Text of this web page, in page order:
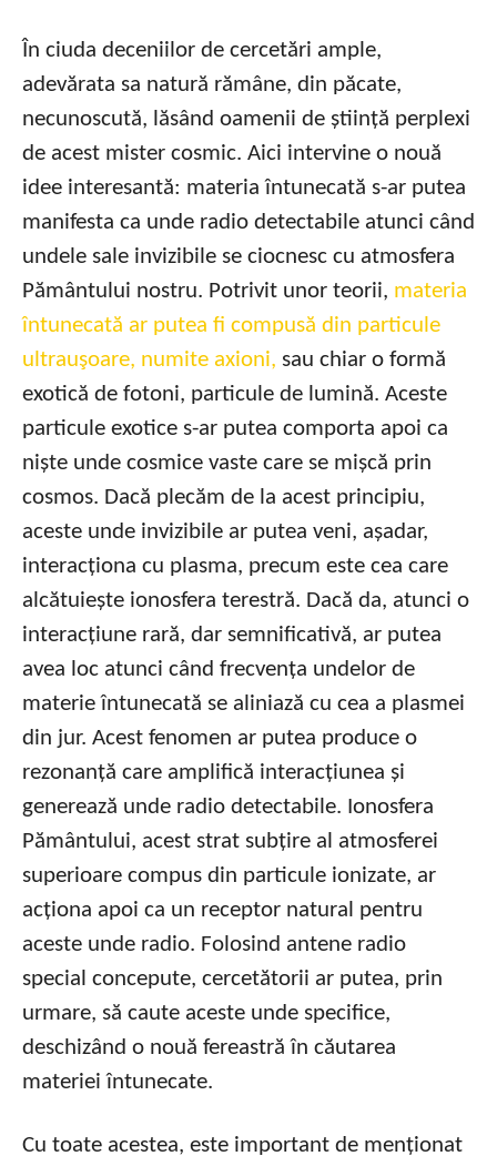
În ciuda deceniilor de cercetări ample,
adevărata sa natură rămâne, din păcate,
necunoscută, lăsând oamenii de știință perplexi
de acest mister cosmic. Aici intervine o nouă
idee interesantă: materia întunecată s-ar putea
manifesta ca unde radio detectabile atunci când
undele sale invizibile se ciocnesc cu atmosfera
Pământului nostru. Potrivit unor teorii, materia
întunecată ar putea fi compusă din particule
ultrauşoare, numite axioni, sau chiar o formă
exotică de fotoni, particule de lumină. Aceste
particule exotice s-ar putea comporta apoi ca
niște unde cosmice vaste care se mișcă prin
cosmos. Dacă plecăm de la acest principiu,
aceste unde invizibile ar putea veni, așadar,
interacționa cu plasma, precum este cea care
alcătuiește ionosfera terestră. Dacă da, atunci o
interacțiune rară, dar semnificativă, ar putea
avea loc atunci când frecvența undelor de
materie întunecată se aliniază cu cea a plasmei
din jur. Acest fenomen ar putea produce o
rezonanță care amplifică interacțiunea și
generează unde radio detectabile. Ionosfera
Pământului, acest strat subțire al atmosferei
superioare compus din particule ionizate, ar
acționa apoi ca un receptor natural pentru
aceste unde radio. Folosind antene radio
special concepute, cercetătorii ar putea, prin
urmare, să caute aceste unde specifice,
deschizând o nouă fereastră în căutarea
materiei întunecate.
Cu toate acestea, este important de menționat